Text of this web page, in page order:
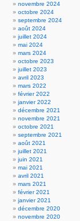
novembre 2024
octobre 2024
septembre 2024
août 2024
juillet 2024
mai 2024
mars 2024
octobre 2023
juillet 2023
avril 2023
mars 2022
février 2022
janvier 2022
décembre 2021
novembre 2021
octobre 2021
septembre 2021
août 2021
juillet 2021
juin 2021
mai 2021
avril 2021
mars 2021
février 2021
janvier 2021
décembre 2020
novembre 2020